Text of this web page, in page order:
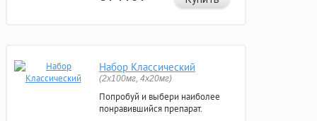
Набор Классический
(2x100мг, 4x20мг)
Попробуй и выбери наиболее
понравившийся препарат.